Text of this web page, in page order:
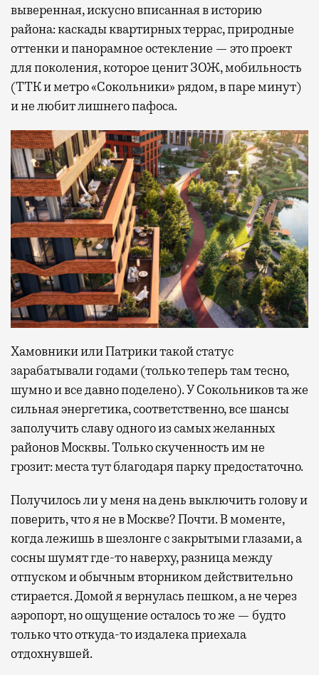
выверенная, искусно вписанная в историю
района: каскады квартирных террас, природные
оттенки и панорамное остекление — это проект
для поколения, которое ценит ЗОЖ, мобильность
(ТТК и метро «Сокольники» рядом, в паре минут)
и не любит лишнего пафоса.
Хамовники или Патрики такой статус
зарабатывали годами (только теперь там тесно,
шумно и все давно поделено). У Сокольников та же
сильная энергетика, соответственно, все шансы
заполучить славу одного из самых желанных
районов Москвы. Только скученность им не
грозит: места тут благодаря парку предостаточно.
Получилось ли у меня на день выключить голову и
поверить, что я не в Москве? Почти. В моменте,
когда лежишь в шезлонге с закрытыми глазами, а
сосны шумят где-то наверху, разница между
отпуском и обычным вторником действительно
стирается. Домой я вернулась пешком, а не через
аэропорт, но ощущение осталось то же — будто
только что откуда-то издалека приехала
отдохнувшей.